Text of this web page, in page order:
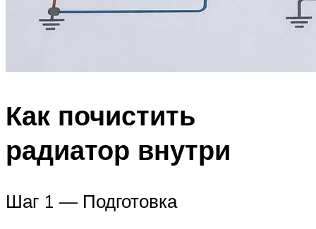
Как почистить
радиатор внутри
Шаг 1 — Подготовка